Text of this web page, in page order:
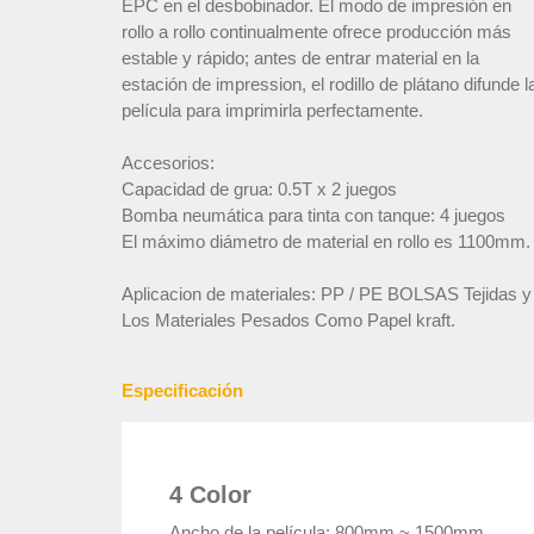
EPC en el desbobinador. El modo de impresión en
rollo a rollo continualmente ofrece producción más
estable y rápido; antes de entrar material en la
estación de impression, el rodillo de plátano difunde
película para imprimirla perfectamente.
Accesorios:
Capacidad de grua: 0.5T x 2 juegos
Bomba neumática para tinta con tanque: 4 juegos
El máximo diámetro de material en rollo es 1100mm.
Aplicacion de materiales: PP / PE BOLSAS Tejidas y
Los Materiales Pesados Como Papel kraft.
Especificación
4 Color